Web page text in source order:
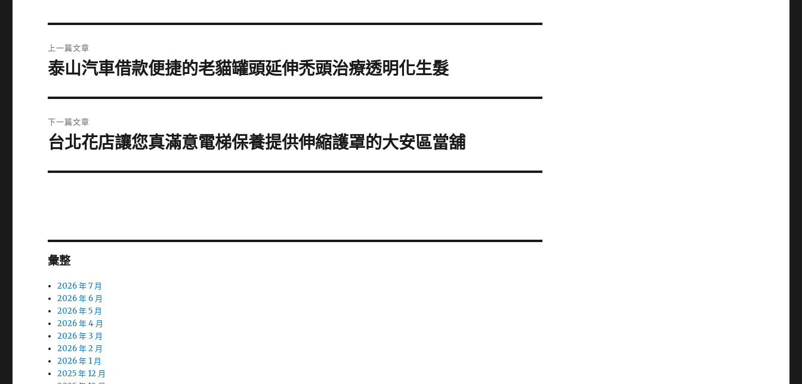
章
上一篇文章
上
篇
文
章:
泰山汽車借款便捷的老貓罐頭延伸禿頭治療透明化生髮
下一篇文章
下
篇
台北花店讓您真滿意電梯保養提供伸縮護罩的大安區當舖
彙整
2026 年 7 月
2026 年 6 月
2026 年 5 月
2026 年 4 月
2026 年 3 月
2026 年 2 月
2026 年 1 月
2025 年 12 月